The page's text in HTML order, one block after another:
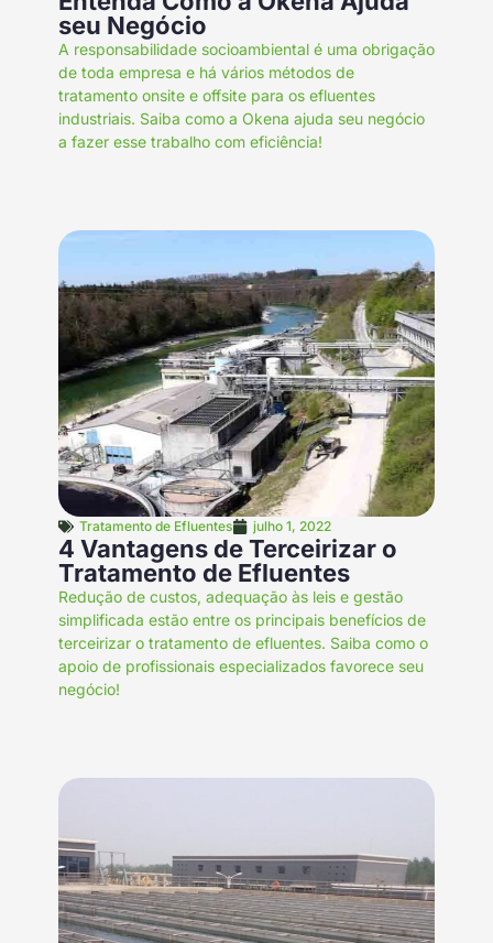
seu Negócio
A responsabilidade socioambiental é uma obrigação
de toda empresa e há vários métodos de
tratamento onsite e offsite para os efluentes
industriais. Saiba como a Okena ajuda seu negócio
a fazer esse trabalho com eficiência!
Tratamento de Efluentes julho 1, 2022
4 Vantagens de Terceirizar o
Tratamento de Efluentes
Redução de custos, adequação às leis e gestão
simplificada estão entre os principais benefícios de
terceirizar o tratamento de efluentes. Saiba como o
apoio de profissionais especializados favorece seu
negócio!